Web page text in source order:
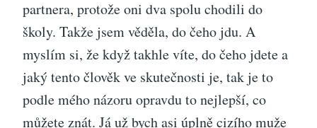
partnera, protože oni dva spolu chodili do
školy. Takže jsem věděla, do čeho jdu. A
myslím si, že když takhle víte, do čeho jdete a
jaký tento člověk ve skutečnosti je, tak je to
podle mého názoru opravdu to nejlepší, co
můžete znát. Já už bych asi úplně cizího muže